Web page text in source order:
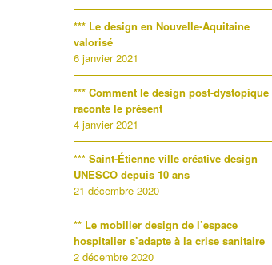
*** Le design en Nouvelle-Aquitaine
valorisé
6 janvier 2021
*** Comment le design post-dystopique
raconte le présent
4 janvier 2021
*** Saint-Étienne ville créative design
UNESCO depuis 10 ans
21 décembre 2020
** Le mobilier design de l’espace
hospitalier s’adapte à la crise sanitaire
2 décembre 2020